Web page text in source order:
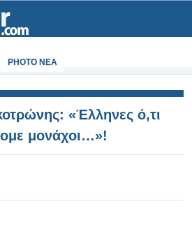
PHOTO NEA
«Έλληνες ό,τι
μονάχοι…»!